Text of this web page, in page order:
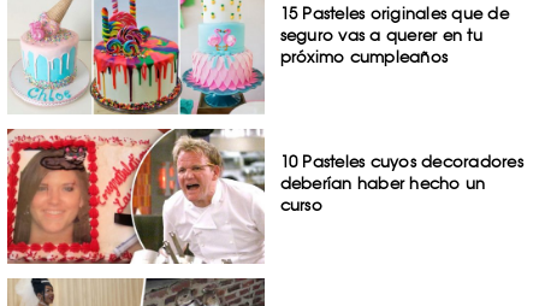
15 Pasteles originales que de
seguro vas a querer en tu
próximo cumpleaños
10 Pasteles cuyos decoradores
deberían haber hecho un
curso